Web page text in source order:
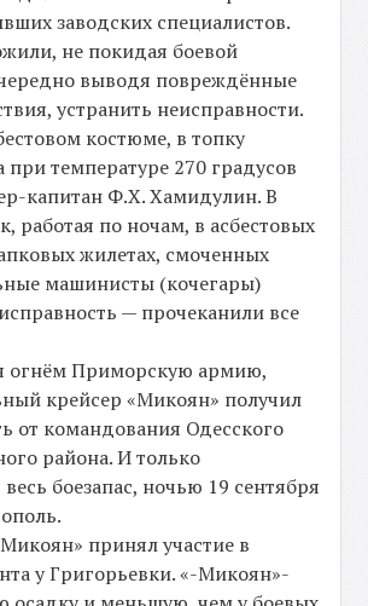
заводских специалистов.
не покидая боевой
выводя повреждённые
устранить неисправности.
костюме, в топку
при температуре 270 градусов
капитан Ф.Х. Хамидулин. В
работая по ночам, в асбестовых
жилетах, смоченных
машинисты (кочегары)
— прочеканили все
огнём Приморскую армию,
крейсер «Микоян» получил
от командования Одесского
района. И только
боезапас, ночью 19 сентября
принял участие в
у Григорьевки. «-Микоян»-